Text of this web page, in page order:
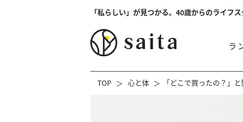
「私らしい」が見つかる。40歳からのライフ
ラ
TOP 心と体 「どこで買ったの？」